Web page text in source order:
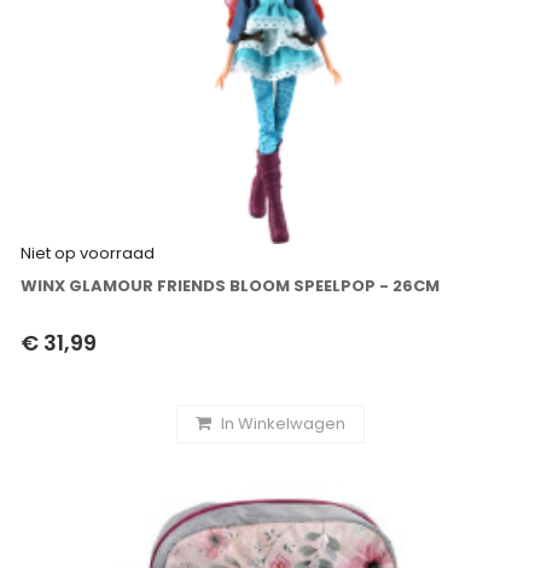
Niet op voorraad
WINX GLAMOUR FRIENDS BLOOM SPEELPOP - 26CM
€ 31,99
In Winkelwagen